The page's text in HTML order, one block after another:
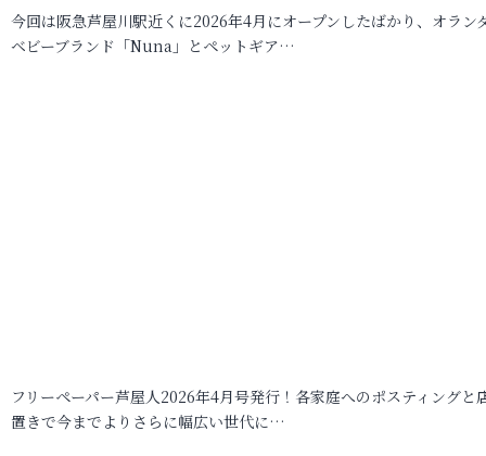
今回は阪急芦屋川駅近くに2026年4月にオープンしたばかり、オラン
ベビーブランド「Nuna」とペットギア…
フリーペーパー芦屋人2026年4月号発行！各家庭へのポスティングと
置きで今までよりさらに幅広い世代に…